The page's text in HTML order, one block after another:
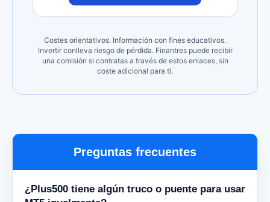
Costes orientativos. Información con fines educativos.
Invertir conlleva riesgo de pérdida. Finantres puede recibir
una comisión si contratas a través de estos enlaces, sin
coste adicional para ti.
Preguntas frecuentes
¿Plus500 tiene algún truco o puente para usar